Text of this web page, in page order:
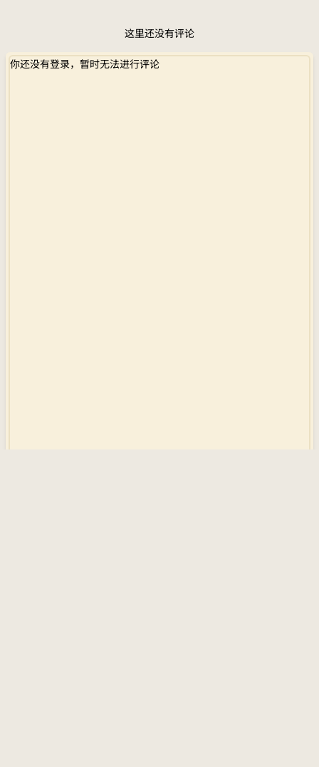
这里还没有评论
你还没有登录，暂时无法进行评论